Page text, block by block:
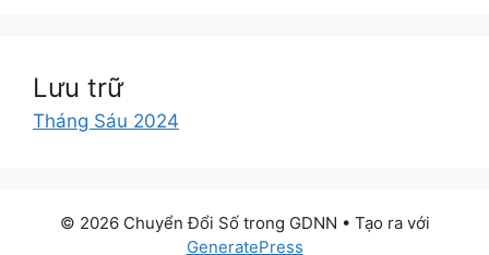
Lưu trữ
Tháng Sáu 2024
© 2026 Chuyển Đổi Số trong GDNN • Tạo ra với
GeneratePress